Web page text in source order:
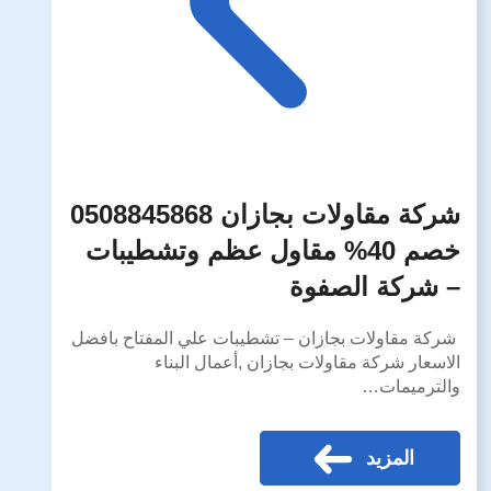
شركة مقاولات بجازان 0508845868
خصم 40% مقاول عظم وتشطيبات
– شركة الصفوة
شركة مقاولات بجازان – تشطيبات علي المفتاح بافضل
الاسعار شركة مقاولات بجازان ,أعمال البناء
والترميمات…
المزيد